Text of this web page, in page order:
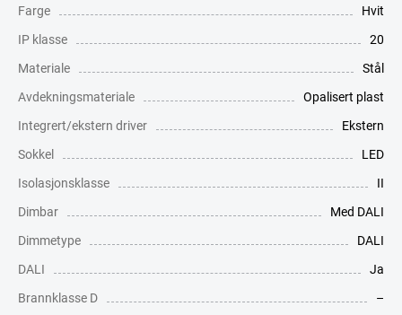
Farge
Hvit
IP klasse
20
Materiale
Stål
Avdekningsmateriale
Opalisert plast
Integrert/ekstern driver
Ekstern
Sokkel
LED
Isolasjonsklasse
II
Dimbar
Med DALI
Dimmetype
DALI
DALI
Ja
Brannklasse D
–